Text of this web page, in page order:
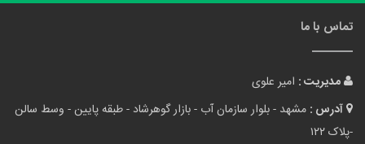
تماس با ما
مدیریت : امیر علوی
آدرس : مشهد - بلوار سازمان آب - بازار گوهرشاد - طبقه پایین - وسط سالن
-پلاک ۱۲۲